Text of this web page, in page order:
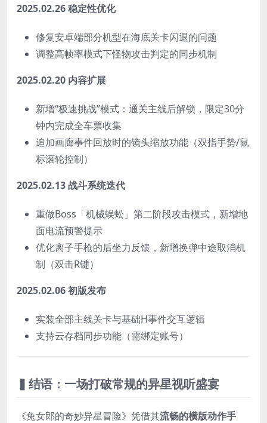
2025.02.26 稳定性优化
修复安卓端部分机型在海底关卡闪退的问题
调整高帧率模式下怪物攻击判定的同步机制
2025.02.20 内容扩展
新增“极速挑战”模式：通关主线后解锁，限定30分
钟内完成全车票收集
追加画廊事件回放时的镜头缩放功能（双指手势/鼠
标滚轮控制）
2025.02.13 战斗系统迭代
重做Boss「机械蜈蚣」第二阶段攻击模式，新增地
面电流预警提示
优化离子手枪的后坐力反馈，新增换弹中途取消机
制（双击R键）
2025.02.06 初版发布
实装全部主线关卡与基础H事件交互逻辑
支持云存档同步功能（需绑定账号）
▍结语：一场打破常规的异星视听盛宴
《兔女郎的奇妙异星冒险》凭借其流畅的横版动作手